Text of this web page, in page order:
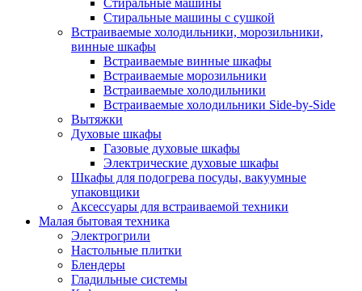
Стиральные машины
Стиральные машины с сушкой
Встраиваемые холодильники, морозильники,
винные шкафы
Встраиваемые винные шкафы
Встраиваемые морозильники
Встраиваемые холодильники
Встраиваемые холодильники Side-by-Side
Вытяжки
Духовые шкафы
Газовые духовые шкафы
Электрические духовые шкафы
Шкафы для подогрева посуды, вакуумные
упаковщики
Аксессуары для встраиваемой техники
Малая бытовая техника
Электрогрили
Настольные плитки
Блендеры
Гладильные системы